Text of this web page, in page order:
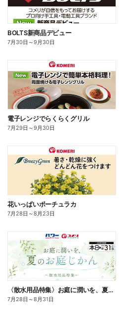
BOLTS新商品デビュー
7月30日 ～9月30日
電子レンジでらくらくグリル
7月29日 ～9月30日
花いっぱいポーチュラカ
7月28日 ～8月23日
〈散水用品特集〉お庭に潤いを、夏のお庭じかん
7月28日 ～8月31日